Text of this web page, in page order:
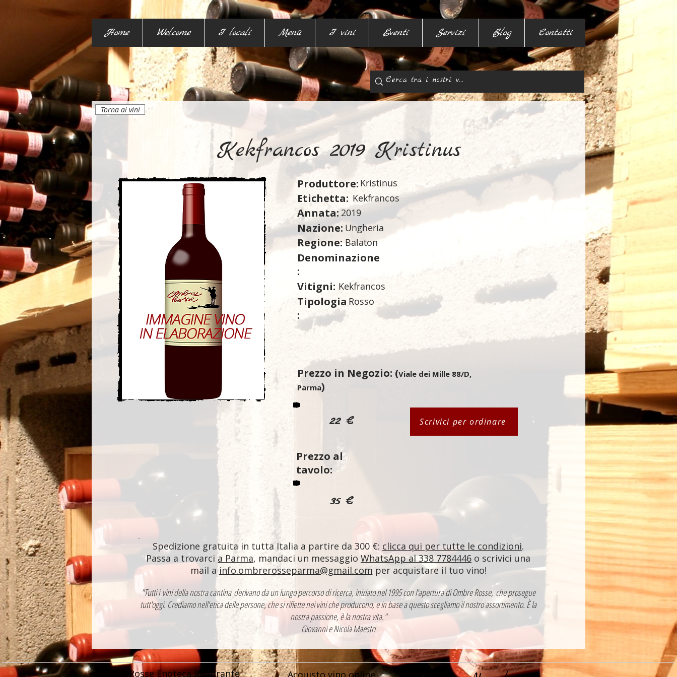
Home Welcome I locali Menù I vini Eventi Servizi Blog Contatti
Torna ai vini
Kekfrancos 2019 Kristinus
Produttore: Kristinus
Etichetta: Kekfrancos
Annata: 2019
Nazione: Ungheria
Regione: Balaton
Denominazione
:
Vitigni: Kekfrancos
Tipologia
:
Rosso
Prezzo in Negozio: (Viale dei Mille 88/D,
Parma)
22 € Scrivici per ordinare
Prezzo al
tavolo:
35 €
Spedizione gratuita in tutta Italia a partire da 300 €: clicca qui per tutte le condizioni.
Passa a trovarci a Parma, mandaci un messaggio WhatsApp al 338 7784446 o scrivici una
mail a info.ombrerosseparma@gmail.com per acquistare il tuo vino!
"Tutti i vini della nostra cantina derivano da un lungo percorso di ricerca, iniziato nel 1995 con l'apertura di Ombre Rosse, che prosegue
tutt'oggi. Crediamo nell'etica delle persone, che si riflette nei vini che producono, e in base a questo scegliamo il nostro assortimento. È la
nostra passione, è la nostra vita."
Giovanni e Nicola Maestri
Ombre Rosse Enoteca Ristorante Acquisto vino online